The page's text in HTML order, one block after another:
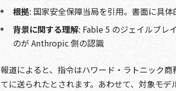
根拠: 国家安全保障当局を引用。書面に具
背景に関する理解: Fable 5 のジェイルブレ
のが Anthropic 側の認識
報道によると、指令はハワード・ラトニック
てに送られたとされます。あわせて、対象モ